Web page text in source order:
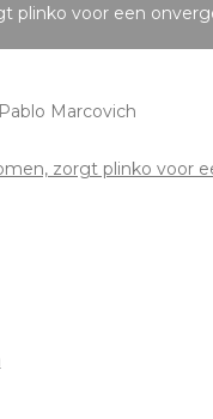
voor een
Pablo Marcovich
zorgt plinko voor